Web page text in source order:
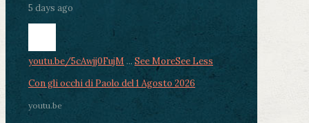
5 days ago
youtu.be/5cAwjj0FujM ... See MoreSee Less
Con gli occhi di Paolo del 1 Agosto 2026
youtu.be